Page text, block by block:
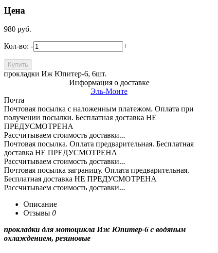
Цена
980 руб.
Кол-во: - +
прокладки Иж Юпитер-6, 6шт.
Информация о доставке
Эль-Монте
Почта
Почтовая посылка с наложенным платежом. Оплата при
получении посылки. Бесплатная доставка НЕ
ПРЕДУСМОТРЕНА
Рассчитываем стоимость доставки...
Почтовая посылка. Оплата предварительная. Бесплатная
доставка НЕ ПРЕДУСМОТРЕНА
Рассчитываем стоимость доставки...
Почтовая посылка заграницу. Оплата предварительная.
Бесплатная доставка НЕ ПРЕДУСМОТРЕНА
Рассчитываем стоимость доставки...
Описание
Отзывы 0
прокладки для мотоцикла Иж Юпитер-6 с водяным
охлаждением, резиновые